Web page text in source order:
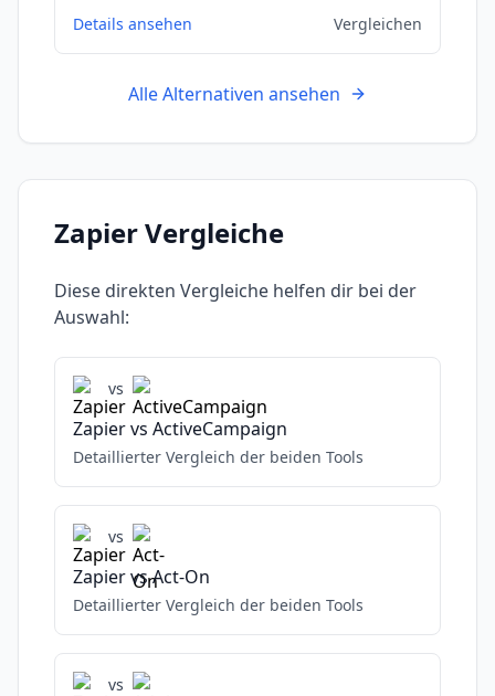
Details ansehen
Vergleichen
Alle Alternativen ansehen
ZapierVergleiche
Diese direkten Vergleiche helfen dir bei der
Auswahl:
vs
Zapiervs ActiveCampaign
Detaillierter Vergleich der beiden Tools
vs
ZapiervsAct-On
Detaillierter Vergleich der beiden Tools
vs